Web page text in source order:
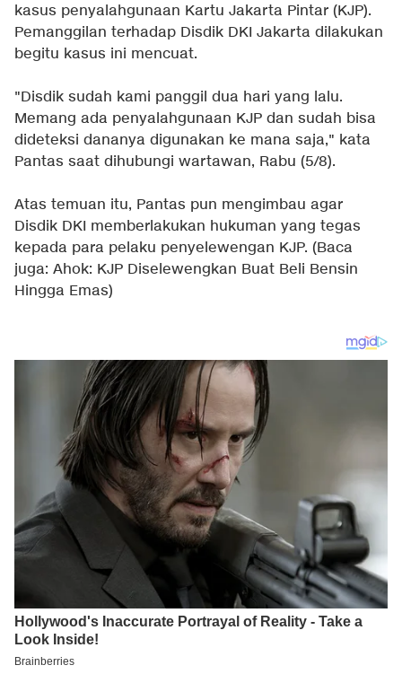
kasus penyalahgunaan Kartu Jakarta Pintar (KJP).
Pemanggilan terhadap Disdik DKI Jakarta dilakukan
begitu kasus ini mencuat.
"Disdik sudah kami panggil dua hari yang lalu.
Memang ada penyalahgunaan KJP dan sudah bisa
dideteksi dananya digunakan ke mana saja," kata
Pantas saat dihubungi wartawan, Rabu (5/8).
Atas temuan itu, Pantas pun mengimbau agar
Disdik DKI memberlakukan hukuman yang tegas
kepada para pelaku penyelewengan KJP. (Baca
juga: Ahok: KJP Diselewengkan Buat Beli Bensin
Hingga Emas)